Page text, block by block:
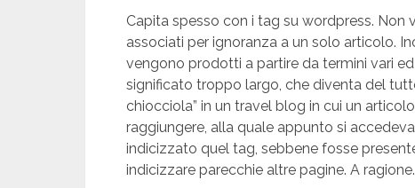
Capita spesso con i tag su wordpress.
associati per ignoranza a un solo articolo.
vengono prodotti a partire da termini vari
significato troppo largo, che diventa del
chiocciola” in un travel blog in cui un
raggiungere, alla quale appunto si
indicizzato quel tag, sebbene fosse
indicizzare parecchie altre pagine. A ragione.